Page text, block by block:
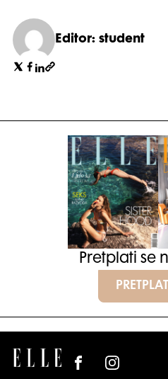
Editor: student
Pretplati se